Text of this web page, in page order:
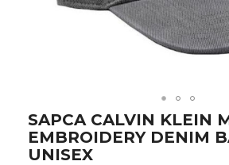
Skip
to
the
beginning
SAPCA CALVIN KLEIN
EMBROIDERY DENIM
UNISEX